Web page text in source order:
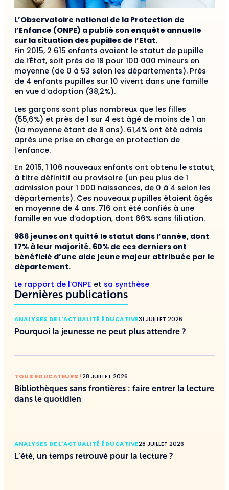
L’Observatoire national de la Protection de
l’Enfance (ONPE) a publié son enquête annuelle
sur la situation des pupilles de l’Etat.
Fin 2015, 2 615 enfants avaient le statut de pupille
de l’État, soit près de 18 pour 100 000 mineurs en
moyenne (de 0 à 53 selon les départements). Près
de 4 enfants pupilles sur 10 vivent dans une famille
en vue d’adoption (38,2%).
Les garçons sont plus nombreux que les filles
(55,6%) et près de 1 sur 4 est âgé de moins de 1 an
(la moyenne étant de 8 ans). 61,4% ont été admis
après une prise en charge en protection de
l’enfance.
En 2015, 1 106 nouveaux enfants ont obtenu le statut,
à titre définitif ou provisoire (un peu plus de 1
admission pour 1 000 naissances, de 0 à 4 selon les
départements). Ces nouveaux pupilles étaient âgés
en moyenne de 4 ans. 716 ont été confiés à une
famille en vue d’adoption, dont 66% sans filiation.
986 jeunes ont quitté le statut dans l’année, dont
17% à leur majorité. 60% de ces derniers ont
bénéficié d’une aide jeune majeur attribuée par le
département.
Le rapport de l’ONPE et sa synthèse
Dernières publications
ANALYSES DE L'ACTUALITÉ ÉDUCATIVE31 JUILLET 2026
Pourquoi la jeunesse ne peut plus attendre ?
TOUS ÉDUCATEURS !28 JUILLET 2026
Bibliothèques sans frontières : faire entrer la lecture
dans le quotidien
ANALYSES DE L'ACTUALITÉ ÉDUCATIVE28 JUILLET 2026
L’été, un temps retrouvé pour la lecture ?